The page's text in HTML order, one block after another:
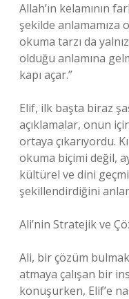
Allah’ın kelamının
şekilde anlamamıza
okuma tarzı da
olduğu anlamına
kapı açar.”
Elif, ilk başta biraz
açıklamalar, onun
ortaya çıkarıyordu.
okuma biçimi değil,
kültürel ve dini
şekillendirdiğini
Ali’nin Stratejik ve
Ali, bir çözüm
atmaya çalışan bir
konuşurken, Elif’e